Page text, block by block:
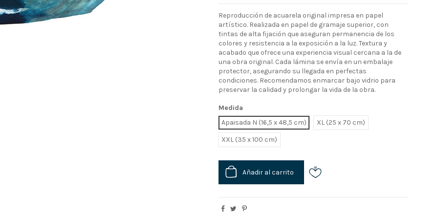
Reproducción de acuarela original impresa en papel
artístico. Realizada en papel de gramaje superior, con
tintas de alta fijación que aseguran permanencia de los
colores y resistencia a la exposición a la luz. Textura y
acabado que ofrece una experiencia visual cercana a la de
una obra original. Cada lámina se envía en un embalaje
protector, asegurando su llegada en perfectas
condiciones. Recomendamos enmarcar bajo vidrio para
preservar la calidad y prolongar la vida de la obra.
Medida
Apaisada N (16,5 x 48,5 cm)
XL
XXL
Añadir al carrito